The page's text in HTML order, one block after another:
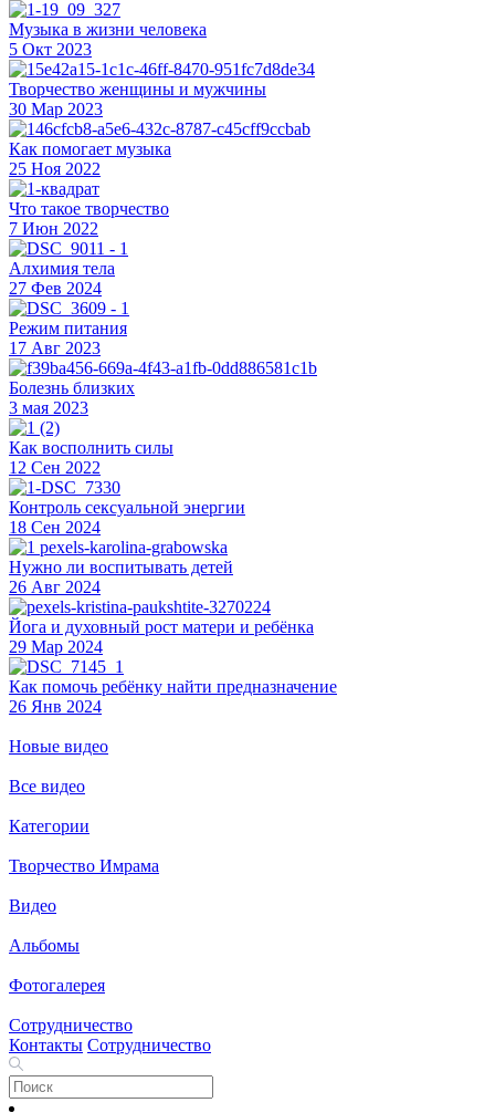
Музыка в жизни человека
5 Окт 2023
Творчество женщины и мужчины
30 Мар 2023
Как помогает музыка
25 Ноя 2022
Что такое творчество
7 Июн 2022
Алхимия тела
27 Фев 2024
Режим питания
17 Авг 2023
Болезнь близких
3 мая 2023
Как восполнить силы
12 Сен 2022
Контроль сексуальной энергии
18 Сен 2024
Нужно ли воспитывать детей
26 Авг 2024
Йога и духовный рост матери и ребёнка
29 Мар 2024
Как помочь ребёнку найти предназначение
26 Янв 2024
Новые видео
Все видео
Категории
Творчество Имрама
Видео
Альбомы
Фотогалерея
Сотрудничество
Контакты Сотрудничество